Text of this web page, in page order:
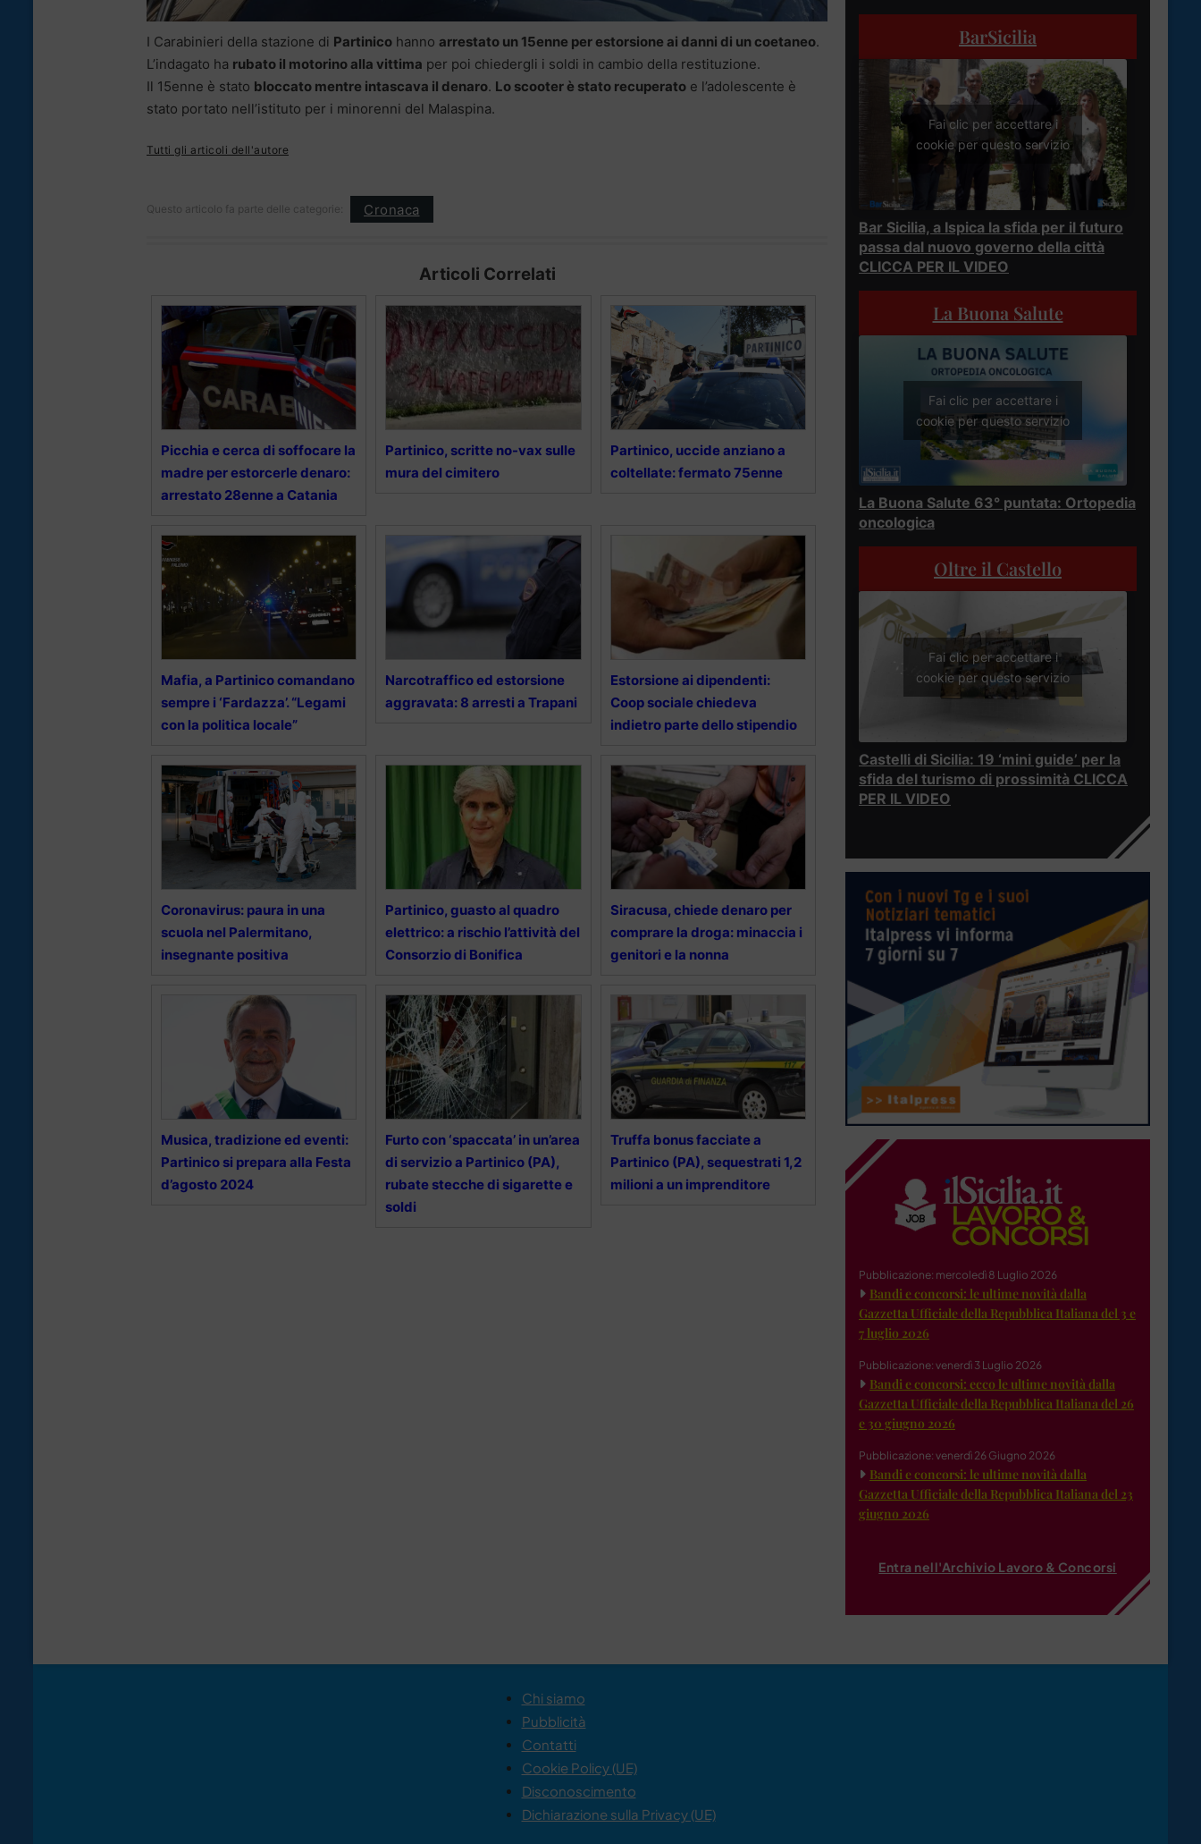
I Carabinieri della stazione di Partinico hanno arrestato un 15enne per estorsione ai danni di un coetaneo.
L’indagato ha rubato il motorino alla vittima per poi chiedergli i soldi in cambio della restituzione.
Il 15enne è stato bloccato mentre intascava il denaro. Lo scooter è stato recuperato e l’adolescente è
stato portato nell’istituto per i minorenni del Malaspina.
Tutti gli articoli dell'autore
Questo articolo fa parte delle categorie: Cronaca
Articoli Correlati
Picchia e cerca di soffocare la
madre per estorcerle denaro:
arrestato 28enne a Catania
Partinico, scritte no-vax sulle
mura del cimitero
Partinico, uccide anziano a
coltellate: fermato 75enne
Mafia, a Partinico comandano
sempre i ‘Fardazza’. “Legami
con la politica locale”
Narcotraffico ed estorsione
aggravata: 8 arresti a Trapani
Estorsione ai dipendenti:
Coop sociale chiedeva
indietro parte dello stipendio
Coronavirus: paura in una
scuola nel Palermitano,
insegnante positiva
Partinico, guasto al quadro
elettrico: a rischio l’attività del
Consorzio di Bonifica
Siracusa, chiede denaro per
comprare la droga: minaccia i
genitori e la nonna
Musica, tradizione ed eventi:
Partinico si prepara alla Festa
d’agosto 2024
Furto con ‘spaccata’ in un’area
di servizio a Partinico (PA),
rubate stecche di sigarette e
soldi
Truffa bonus facciate a
Partinico (PA), sequestrati 1,2
milioni a un imprenditore
BarSicilia
Fai clic per accettare i
cookie per questo servizio
Bar Sicilia, a Ispica la sfida per il futuro
passa dal nuovo governo della città
CLICCA PER IL VIDEO
La Buona Salute
Fai clic per accettare i
cookie per questo servizio
La Buona Salute 63° puntata: Ortopedia
oncologica
Oltre il Castello
Fai clic per accettare i
cookie per questo servizio
Castelli di Sicilia: 19 ‘mini guide’ per la
sfida del turismo di prossimità CLICCA
PER IL VIDEO
Pubblicazione: mercoledì 8 Luglio 2026
Bandi e concorsi: le ultime novità dalla
Gazzetta Ufficiale della Repubblica Italiana del 3 e
7 luglio 2026
Pubblicazione: venerdì 3 Luglio 2026
Bandi e concorsi: ecco le ultime novità dalla
Gazzetta Ufficiale della Repubblica Italiana del 26
e 30 giugno 2026
Pubblicazione: venerdì 26 Giugno 2026
Bandi e concorsi: le ultime novità dalla
Gazzetta Ufficiale della Repubblica Italiana del 23
giugno 2026
Entra nell'Archivio Lavoro & Concorsi
Chi siamo
Pubblicità
Contatti
Cookie Policy (UE)
Disconoscimento
Dichiarazione sulla Privacy (UE)